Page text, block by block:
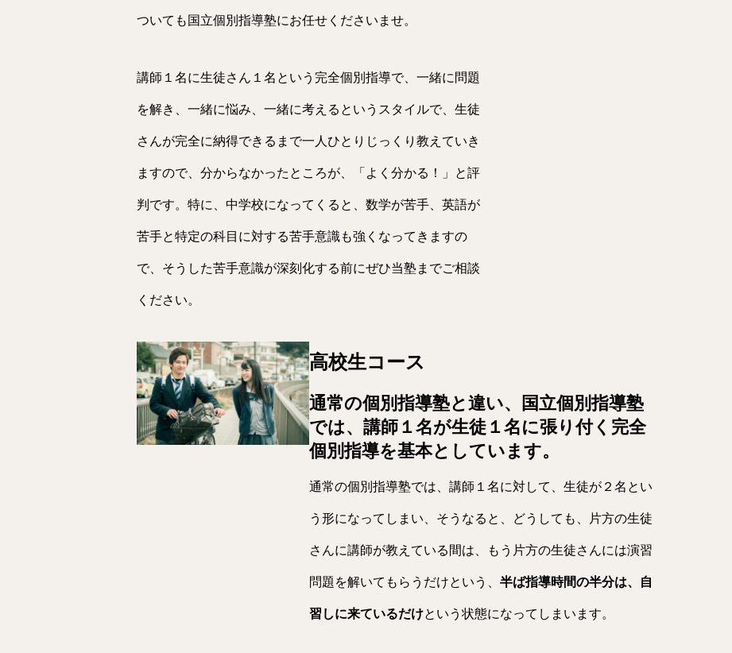
ついても国立個別指導塾にお任せくださいませ。
講師１名に生徒さん１名という完全個別指導で、一緒に問題
を解き、一緒に悩み、一緒に考えるというスタイルで、生徒
さんが完全に納得できるまで一人ひとりじっくり教えていき
ますので、分からなかったところが、「よく分かる！」と評
判です。特に、中学校になってくると、数学が苦手、英語が
苦手と特定の科目に対する苦手意識も強くなってきますの
で、そうした苦手意識が深刻化する前にぜひ当塾までご相談
ください。
高校生コース
通常の個別指導塾と違い、国立個別指導塾
では、講師１名が生徒１名に張り付く完全
個別指導を基本としています。
通常の個別指導塾では、講師１名に対して、生徒が２名とい
う形になってしまい、そうなると、どうしても、片方の生徒
さんに講師が教えている間は、もう片方の生徒さんには演習
問題を解いてもらうだけという、 半ば指導時間の半分は、自
習しに来ているだけという状態になってしまいます。